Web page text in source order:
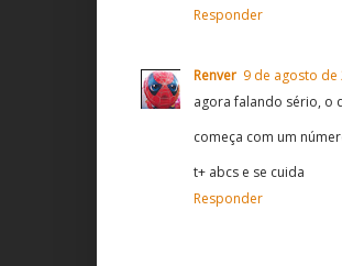
Responder
Renver 9 de agosto de
agora falando sério, o
começa com um
t+ abcs e se cuida
Responder